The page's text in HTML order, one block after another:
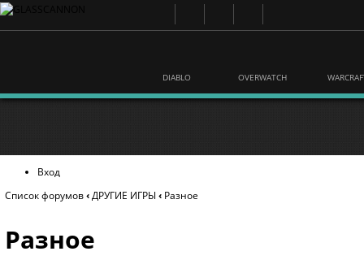
DIABLO OVERWATCH
Вход
Список форумов‹ДРУГИЕ ИГРЫ ‹ Разное
Разное